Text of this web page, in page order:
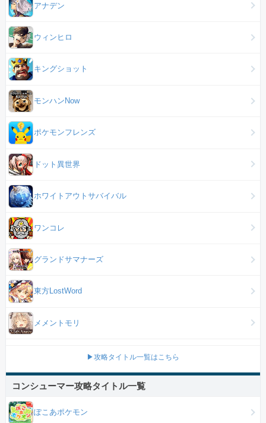
アナデン
ウィンヒロ
キングショット
モンハンNow
ポケモンフレンズ
ドット異世界
ホワイトアウトサバイバル
ワンコレ
グランドサマナーズ
東方LostWord
メメントモリ
▶攻略タイトル一覧はこちら
コンシューマー攻略タイトル一覧
ぽこあポケモン